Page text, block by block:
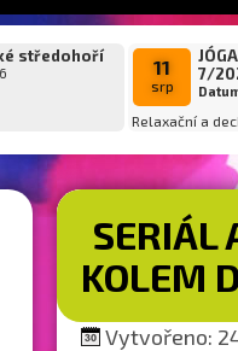
středohoří
11
srp
7/
Relaxační a
SERIÁL
KOLEM
Vytvořeno: